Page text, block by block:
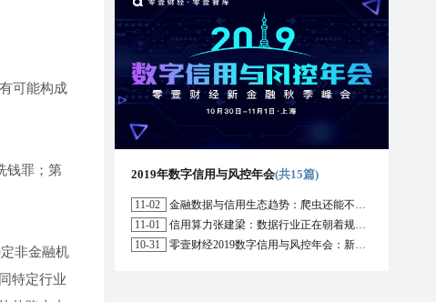
可能构成
钱罪；第
非金融机
特定行业
2019年数字信用与风控年会(共15篇)
11-02
金融数据与信用生态趋势：爬虫还能不能用？区块链能解决哪些问题？
11-01
信用算力张建梁：数据行业正在朝着规范化方向演进，数据确权是数据开放的前提
10-31
零壹财经2019数字信用与风控年会：新形势下行业的机遇与挑战